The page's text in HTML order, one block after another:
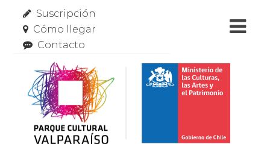
Suscripción
Cómo llegar
Contacto